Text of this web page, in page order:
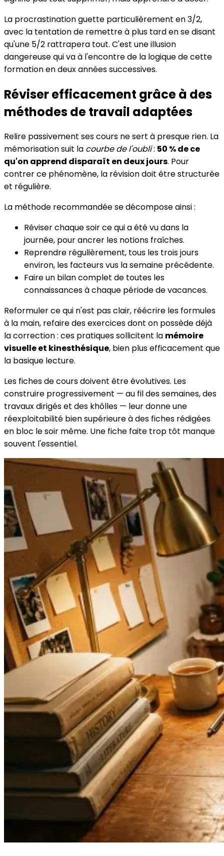
La procrastination guette particulièrement en 3/2,
avec la tentation de remettre à plus tard en se disant
qu'une 5/2 rattrapera tout. C'est une illusion
dangereuse qui va à l'encontre de la logique de cette
formation en deux années successives.
Réviser efficacement grâce à des
méthodes de travail adaptées
Relire passivement ses cours ne sert à presque rien. La
mémorisation suit la courbe de l'oubli: 50 % de ce
qu'on apprend disparaît en deux jours. Pour
contrer ce phénomène, la révision doit être structurée
et régulière.
La méthode recommandée se décompose ainsi :
Réviser chaque soir ce qui a été vu dans la
journée, pour ancrer les notions fraîches.
Reprendre régulièrement, tous les trois jours
environ, les facteurs vus la semaine précédente.
Faire un bilan complet de toutes les
connaissances à chaque période de vacances.
Reformuler ce qui n'est pas clair, réécrire les formules
à la main, refaire des exercices dont on possède déjà
la correction : ces pratiques sollicitent la mémoire
visuelle et kinesthésique, bien plus efficacement que
la basique lecture.
Les fiches de cours doivent être évolutives. Les
construire progressivement — au fil des semaines, des
travaux dirigés et des khôlles — leur donne une
réexploitabilité bien supérieure à des fiches rédigées
en bloc le soir même. Une fiche faite trop tôt manque
souvent l'essentiel.